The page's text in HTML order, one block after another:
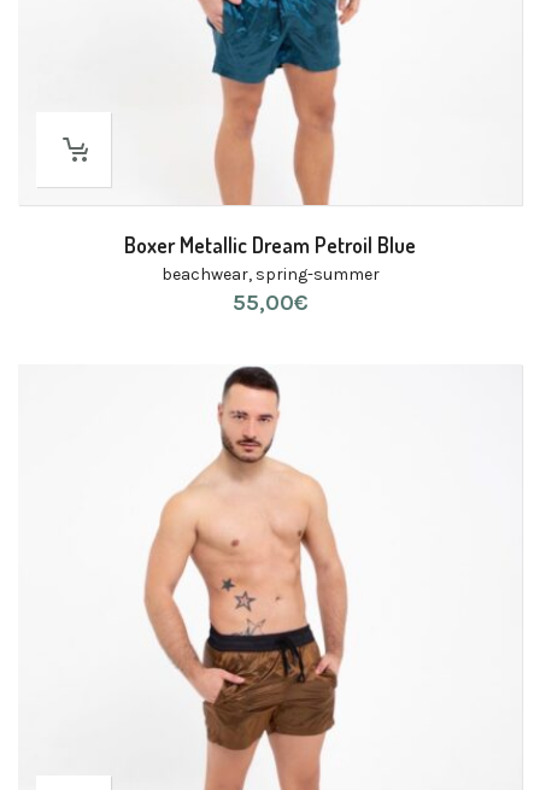
Boxer Metallic Dream Petroil Blue
beachwear, spring-summer
55,00€